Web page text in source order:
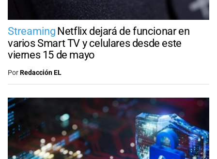
Streaming Netflix dejará de funcionar en
varios Smart TV y celulares desde este
viernes 15 de mayo
PorRedacción EL